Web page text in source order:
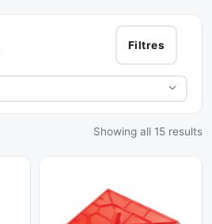
Filtres
Showing all 15 results